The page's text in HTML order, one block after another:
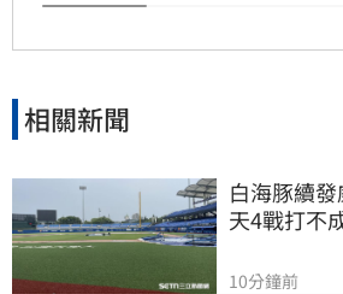
相關新聞
白海豚續
天4戰打不
10分鐘前